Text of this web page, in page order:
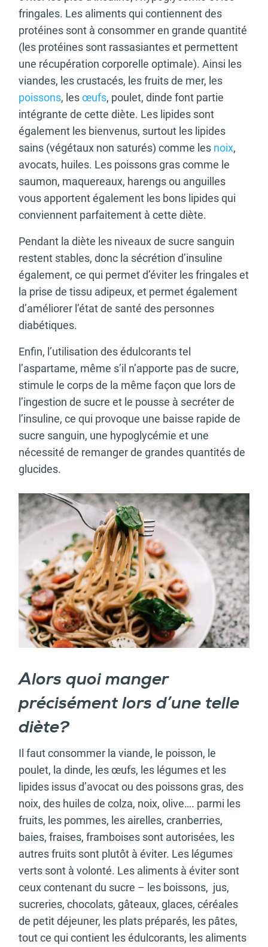
fringales. Les aliments qui contiennent des
protéines sont à consommer en grande quantité
(les protéines sont rassasiantes et permettent
une récupération corporelle optimale). Ainsi les
viandes, les crustacés, les fruits de mer, les
poissons, lesœufs, poulet, dinde font partie
intégrante de cette diète. Les lipides sont
également les bienvenus, surtout les lipides
sains (végétaux non saturés) comme les noix,
avocats, huiles. Les poissons gras comme le
saumon, maquereaux, harengs ou anguilles
vous apportent également les bons lipides qui
conviennent parfaitement à cette diète.
Pendant la diète les niveaux de sucre sanguin
restent stables, donc la sécrétion d’insuline
également, ce qui permet d’éviter les fringales et
la prise de tissu adipeux, et permet également
d’améliorer l’état de santé des personnes
diabétiques.
Enfin, l’utilisation des édulcorants tel
l’aspartame, même s’il n’apporte pas de sucre,
stimule le corps de la même façon que lors de
l’ingestion de sucre et le pousse à secréter de
l’insuline, ce qui provoque une baisse rapide de
sucre sanguin, une hypoglycémie et une
nécessité de remanger de grandes quantités de
glucides.
Alors quoi manger
précisément lors d’une telle
diète?
Il faut consommer la viande, le poisson, le
poulet, la dinde, les œufs, les légumes et les
lipides issus d’avocat ou des poissons gras, des
noix, des huiles de colza, noix, olive…. parmi les
fruits, les pommes, les airelles, cranberries,
baies, fraises, framboises sont autorisées, les
autres fruits sont plutôt à éviter. Les légumes
verts sont à volonté. Les aliments à éviter sont
ceux contenant du sucre – les boissons, jus,
sucreries, chocolats, gâteaux, glaces, céréales
de petit déjeuner, les plats préparés, les pâtes,
tout ce qui contient les édulcorants, les aliments